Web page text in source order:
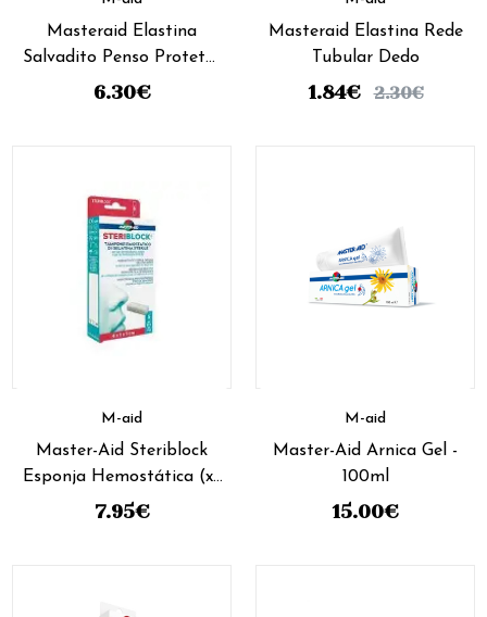
Masteraid Elastina
Salvadito Penso Protetor
Dedo (x2 unidades)
6.30€
Masteraid Elastina Rede
Tubular Dedo
1.84€ 2.30€
M-aid
Master-Aid Steriblock
Esponja Hemostática (x5
unidades)
7.95€
M-aid
Master-Aid Arnica Gel -
100ml
15.00€